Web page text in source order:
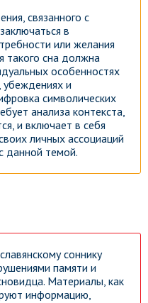
связанного с
в
или желания
такого сна должна
особенностях
убеждениях и
символических
анализа контекста,
и включает в себя
личных ассоциаций
данной темой.
соннику
памяти и
Материалы, как
информацию,